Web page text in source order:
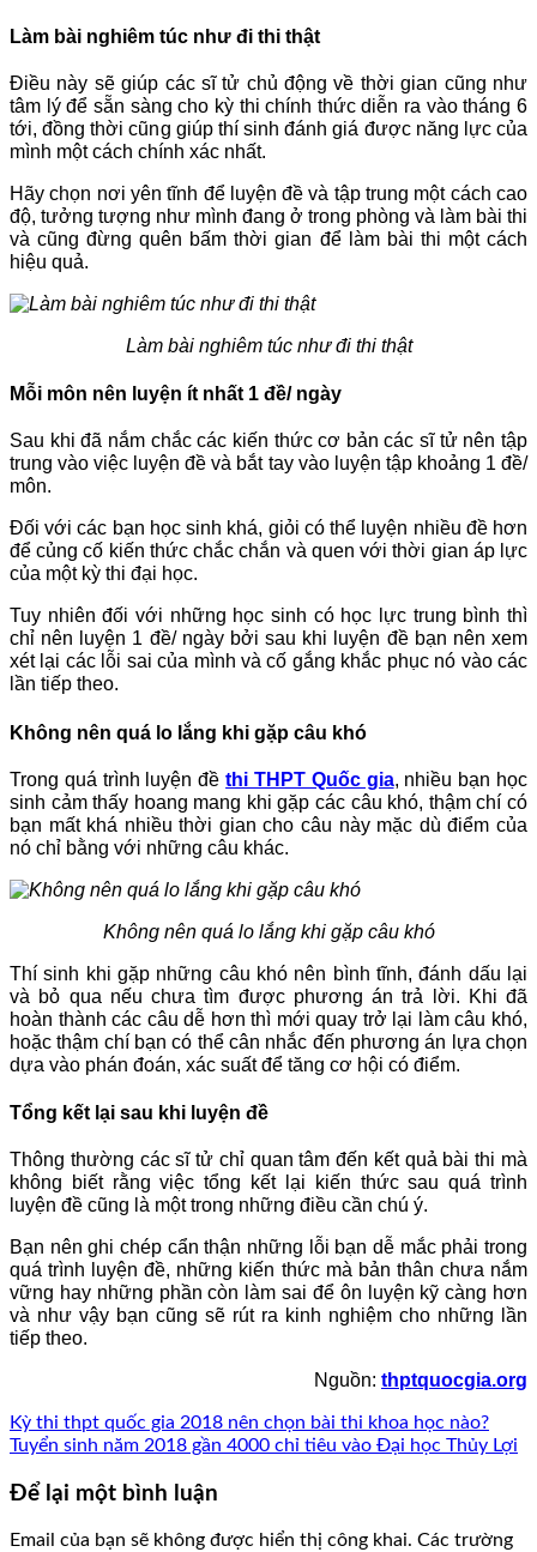
Làm bài nghiêm túc như đi thi thật
Điều này sẽ giúp các sĩ tử chủ động về thời gian cũng như
tâm lý để sẵn sàng cho kỳ thi chính thức diễn ra vào tháng 6
tới, đồng thời cũng giúp thí sinh đánh giá được năng lực của
mình một cách chính xác nhất.
Hãy chọn nơi yên tĩnh để luyện đề và tập trung một cách cao
độ, tưởng tượng như mình đang ở trong phòng và làm bài thi
và cũng đừng quên bấm thời gian để làm bài thi một cách
hiệu quả.
Làm bài nghiêm túc như đi thi thật
Mỗi môn nên luyện ít nhất 1 đề/ ngày
Sau khi đã nắm chắc các kiến thức cơ bản các sĩ tử nên tập
trung vào việc luyện đề và bắt tay vào luyện tập khoảng 1 đề/
môn.
Đối với các bạn học sinh khá, giỏi có thể luyện nhiều đề hơn
để củng cố kiến thức chắc chắn và quen với thời gian áp lực
của một kỳ thi đại học.
Tuy nhiên đối với những học sinh có học lực trung bình thì
chỉ nên luyện 1 đề/ ngày bởi sau khi luyện đề bạn nên xem
xét lại các lỗi sai của mình và cố gắng khắc phục nó vào các
lần tiếp theo.
Không nên quá lo lắng khi gặp câu khó
Trong quá trình luyện đềthi THPT Quốc gia, nhiều bạn học
sinh cảm thấy hoang mang khi gặp các câu khó, thậm chí có
bạn mất khá nhiều thời gian cho câu này mặc dù điểm của
nó chỉ bằng với những câu khác.
Không nên quá lo lắng khi gặp câu khó
Thí sinh khi gặp những câu khó nên bình tĩnh, đánh dấu lại
và bỏ qua nếu chưa tìm được phương án trả lời. Khi đã
hoàn thành các câu dễ hơn thì mới quay trở lại làm câu khó,
hoặc thậm chí bạn có thể cân nhắc đến phương án lựa chọn
dựa vào phán đoán, xác suất để tăng cơ hội có điểm.
Tổng kết lại sau khi luyện đề
Thông thường các sĩ tử chỉ quan tâm đến kết quả bài thi mà
không biết rằng việc tổng kết lại kiến thức sau quá trình
luyện đề cũng là một trong những điều cần chú ý.
Bạn nên ghi chép cẩn thận những lỗi bạn dễ mắc phải trong
quá trình luyện đề, những kiến thức mà bản thân chưa nắm
vững hay những phần còn làm sai để ôn luyện kỹ càng hơn
và như vậy bạn cũng sẽ rút ra kinh nghiệm cho những lần
tiếp theo.
Nguồn: thptquocgia.org
Kỳ thi thpt quốc gia 2018 nên chọn bài thi khoa học nào?
Tuyển sinh năm 2018 gần 4000 chỉ tiêu vào Đại học Thủy Lợi
Để lại một bình luận
Email của bạn sẽ không được hiển thị công khai. Các trường